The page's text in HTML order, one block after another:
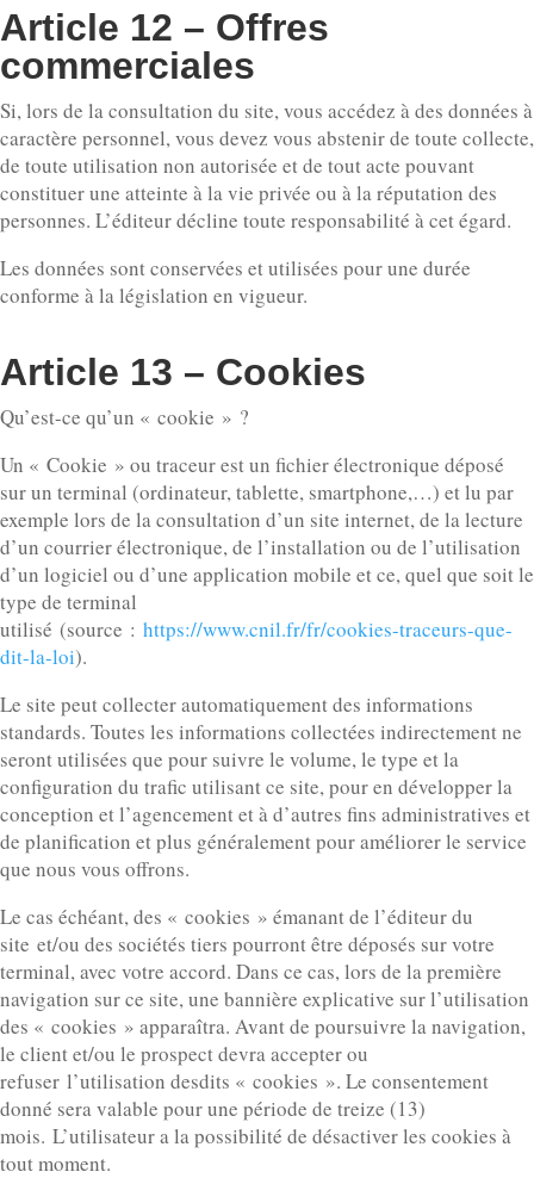
Article 12 – Offres
commerciales
Si, lors de la consultation du site, vous accédez à des données à
caractère personnel, vous devez vous abstenir de toute collecte,
de toute utilisation non autorisée et de tout acte pouvant
constituer une atteinte à la vie privée ou à la réputation des
personnes. L’éditeur décline toute responsabilité à cet égard.
Les données sont conservées et utilisées pour une durée
conforme à la législation en vigueur.
Article 13 – Cookies
Qu’est-ce qu’un « cookie » ?
Un « Cookie » ou traceur est un fichier électronique déposé
sur un terminal (ordinateur, tablette, smartphone,…) et lu par
exemple lors de la consultation d’un site internet, de la lecture
d’un courrier électronique, de l’installation ou de l’utilisation
d’un logiciel ou d’une application mobile et ce, quel que soit le
type de terminal
utilisé (source : https://www.cnil.fr/fr/cookies-traceurs-que-
dit-la-loi).
Le site peut collecter automatiquement des informations
standards. Toutes les informations collectées indirectement ne
seront utilisées que pour suivre le volume, le type et la
configuration du trafic utilisant ce site, pour en développer la
conception et l’agencement et à d’autres fins administratives et
de planification et plus généralement pour améliorer le service
que nous vous offrons.
Le cas échéant, des « cookies » émanant de l’éditeur du
site et/ou des sociétés tiers pourront être déposés sur votre
terminal, avec votre accord. Dans ce cas, lors de la première
navigation sur ce site, une bannière explicative sur l’utilisation
des « cookies » apparaîtra. Avant de poursuivre la navigation,
le client et/ou le prospect devra accepter ou
refuser l’utilisation desdits « cookies ». Le consentement
donné sera valable pour une période de treize (13)
mois. L’utilisateur a la possibilité de désactiver les cookies à
tout moment.